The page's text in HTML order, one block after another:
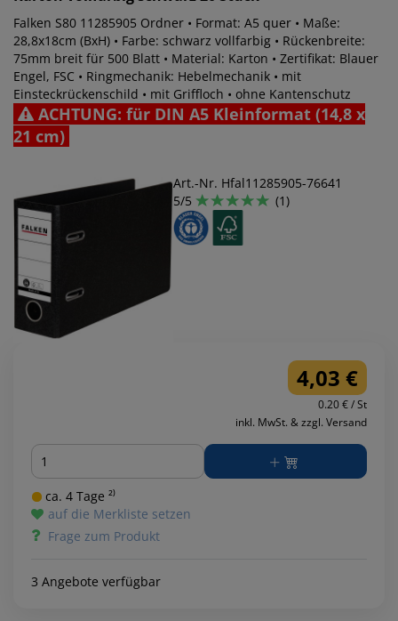
Falken S80 11285905 Ordner • Format: A5 quer • Maße:
28,8x18cm (BxH) • Farbe: schwarz vollfarbig • Rückenbreite:
75mm breit für 500 Blatt • Material: Karton • Zertifikat: Blauer
Engel, FSC • Ringmechanik: Hebelmechanik • mit
Einsteckrückenschild • mit Griffloch • ohne Kantenschutz
ACHTUNG: für DIN A5 Kleinformat (14,8 x
21 cm)
Art.-Nr. Hfal11285905-76641
5/5
(1)
4,03 €
0.20 € / St
inkl. MwSt. & zzgl. Versand
Menge
ca. 4 Tage ²⁾
auf die Merkliste setzen
Frage zum Produkt
3 Angebote verfügbar